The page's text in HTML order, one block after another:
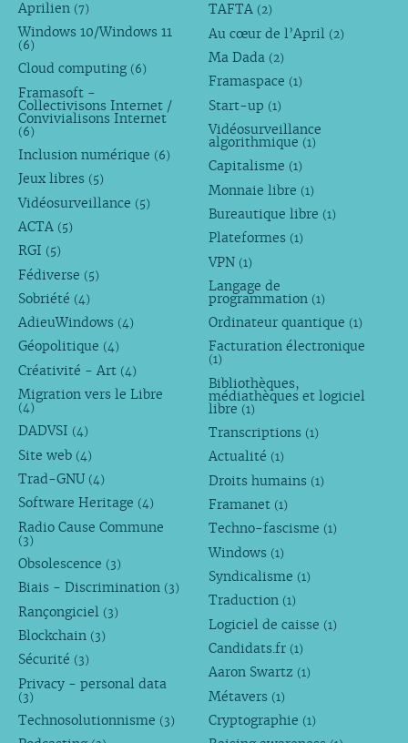
Aprilien (7)
Windows 10/Windows 11
(6)
Cloud computing (6)
Framasoft -
Collectivisons Internet /
Convivialisons Internet
(6)
Inclusion numérique (6)
Jeux libres (5)
Vidéosurveillance (5)
ACTA (5)
RGI (5)
Fédiverse (5)
Sobriété (4)
AdieuWindows (4)
Géopolitique (4)
Créativité - Art (4)
Migration vers le Libre
(4)
DADVSI (4)
Site web (4)
Trad-GNU (4)
Software Heritage (4)
Radio Cause Commune
(3)
Obsolescence (3)
Biais - Discrimination (3)
Rançongiciel (3)
Blockchain (3)
Sécurité (3)
Privacy - personal data
(3)
Technosolutionnisme (3)
TAFTA (2)
Au cœur de l’April (2)
Ma Dada (2)
Framaspace (1)
Start-up (1)
Vidéosurveillance
algorithmique (1)
Capitalisme (1)
Monnaie libre (1)
Bureautique libre (1)
Plateformes (1)
VPN (1)
Langage de
programmation (1)
Ordinateur quantique (1)
Facturation électronique
(1)
Bibliothèques,
médiathèques et logiciel
libre (1)
Transcriptions (1)
Actualité (1)
Droits humains (1)
Framanet (1)
Techno-fascisme (1)
Windows (1)
Syndicalisme (1)
Traduction (1)
Logiciel de caisse (1)
Candidats.fr (1)
Aaron Swartz (1)
Métavers (1)
Cryptographie (1)